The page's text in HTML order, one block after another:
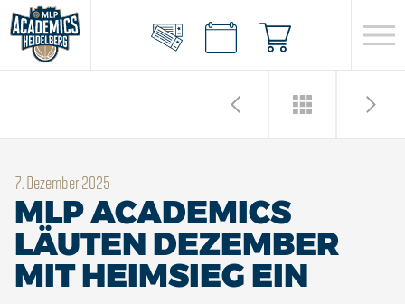
7. Dezember 2025
MLP ACADEMICS
LÄUTEN DEZEMBER
MIT HEIMSIEG EIN